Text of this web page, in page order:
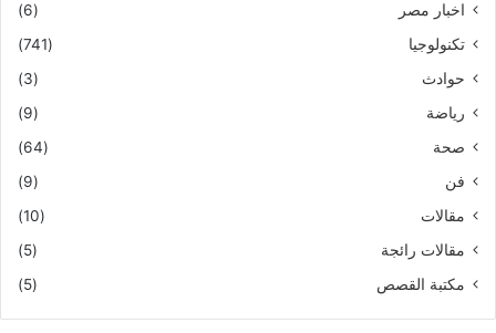
اخبار مصر
(6)
تكنولوجيا
(741)
حوادث
(3)
رياضة
(9)
صحة
(64)
فن
(9)
مقالات
(10)
مقالات رائجة
(5)
مكتبة القصص
(5)